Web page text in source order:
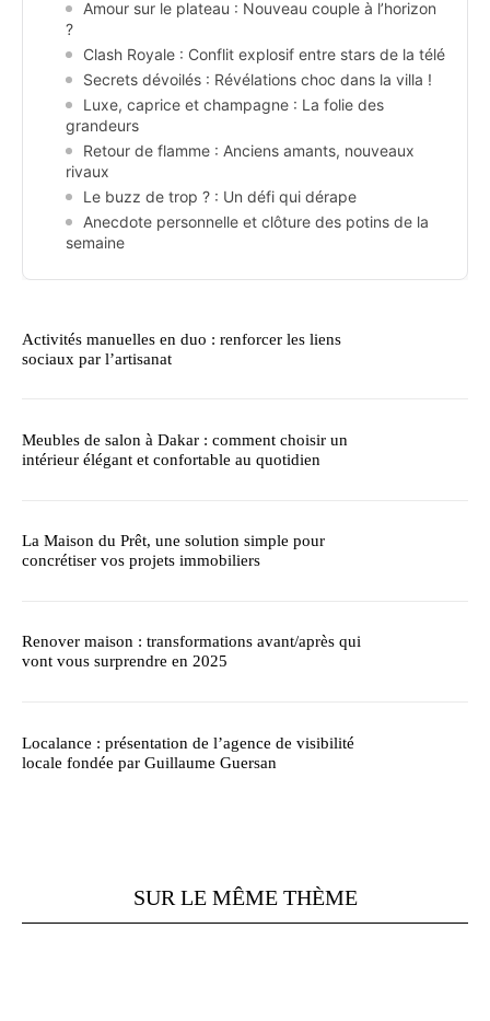
Amour sur le plateau : Nouveau couple à l’horizon
?
Clash Royale : Conflit explosif entre stars de la télé
Secrets dévoilés : Révélations choc dans la villa !
Luxe, caprice et champagne : La folie des
grandeurs
Retour de flamme : Anciens amants, nouveaux
rivaux
Le buzz de trop ? : Un défi qui dérape
Anecdote personnelle et clôture des potins de la
semaine
Activités manuelles en duo : renforcer les liens
sociaux par l’artisanat
Meubles de salon à Dakar : comment choisir un
intérieur élégant et confortable au quotidien
La Maison du Prêt, une solution simple pour
concrétiser vos projets immobiliers
Renover maison : transformations avant/après qui
vont vous surprendre en 2025
Localance : présentation de l’agence de visibilité
locale fondée par Guillaume Guersan
SUR LE MÊME THÈME